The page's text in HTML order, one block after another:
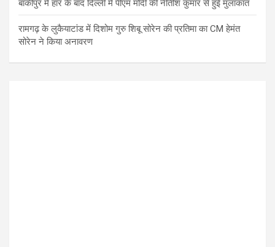
बांकीपुर में हार के बाद दिल्ली में पीएम मोदी की नीतीश कुमार से हुई मुलाकात
रामगढ़ के लुकैयाटांड में दिशोम गुरु शिबू सोरेन की प्रतिमा का CM हेमंत
सोरेन ने किया अनावरण